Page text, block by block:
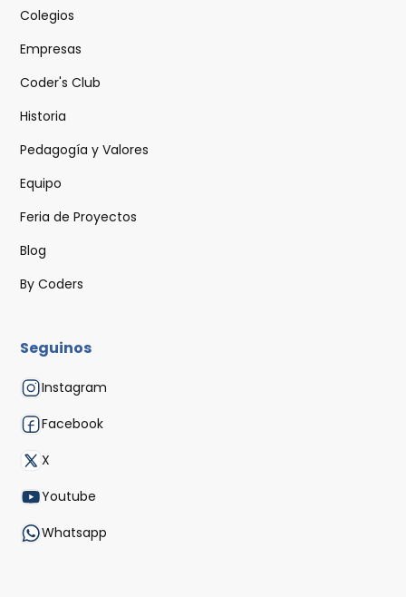
Colegios
Empresas
Coder's Club
Historia
Pedagogía y Valores
Equipo
Feria de Proyectos
Blog
By Coders
Seguinos
Instagram
Facebook
X
Youtube
Whatsapp